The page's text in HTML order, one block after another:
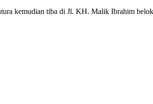
kemudian tiba di Jl. KH. Malik Ibrahim belok